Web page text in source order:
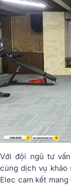
Với đội ngũ tư
cùng dịch vụ khảo
Elec cam kết